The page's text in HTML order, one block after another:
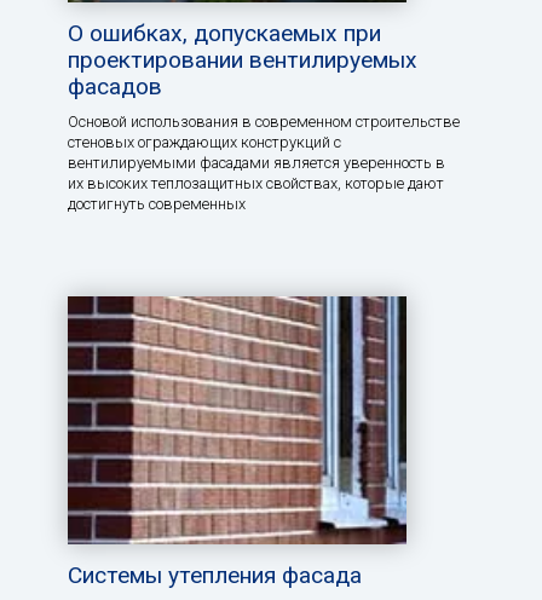
О ошибках, допускаемых при
проектировании вентилируемых
фасадов
Основой использования в современном строительстве
стеновых ограждающих конструкций с
вентилируемыми фасадами является уверенность в
их высоких теплозащитных свойствах, которые дают
достигнуть современных
Системы утепления фасада